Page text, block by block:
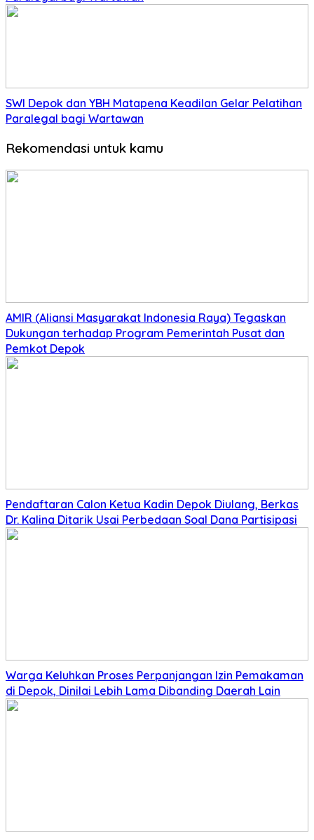
SWI Depok dan YBH Matapena Keadilan Gelar Pelatihan
Paralegal bagi Wartawan
Rekomendasi untuk kamu
AMIR (Aliansi Masyarakat Indonesia Raya) Tegaskan
Dukungan terhadap Program Pemerintah Pusat dan
Pemkot Depok
Pendaftaran Calon Ketua Kadin Depok Diulang, Berkas
Dr. Kalina Ditarik Usai Perbedaan Soal Dana Partisipasi
Warga Keluhkan Proses Perpanjangan Izin Pemakaman
di Depok, Dinilai Lebih Lama Dibanding Daerah Lain